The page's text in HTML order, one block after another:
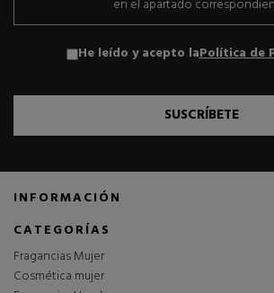
en el apartado
He leído y acepto laPolítica de
SUSCRÍBETE
INFORMACIÓN
CATEGORÍAS
Fragancias Mujer
Cosmética mujer